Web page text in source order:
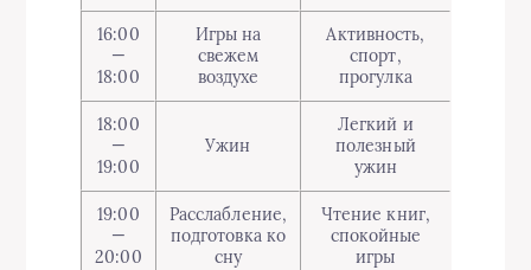
16:00
—
18:00
Игры на
свежем
воздухе
Активность,
спорт,
прогулка
18:00
—
19:00
Ужин
Легкий и
полезный
ужин
19:00
—
20:00
Расслабление,
подготовка ко
сну
Чтение книг,
спокойные
игры